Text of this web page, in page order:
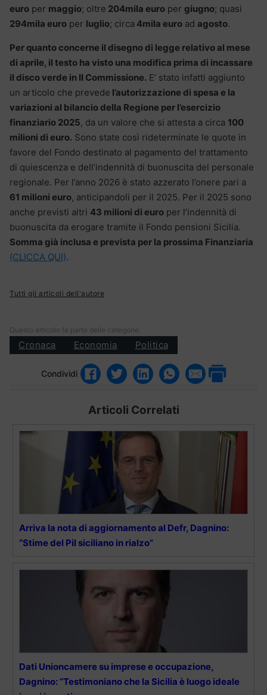
euro per maggio; oltre 204mila euro per giugno; quasi
294mila euro per luglio; circa 4mila euro ad agosto.
Per quanto concerne il disegno di legge relativo al mese
di aprile, il testo ha visto una modifica prima di incassare
il disco verde in II Commissione. E’ stato infatti aggiunto
un articolo che prevede l’autorizzazione di spesa e la
variazioni al bilancio della Regione per l’esercizio
finanziario 2025, da un valore che si attesta a circa 100
milioni di euro. Sono state così rideterminate le quote in
favore del Fondo destinato al pagamento del trattamento
di quiescenza e dell’indennità di buonuscita del personale
regionale. Per l’anno 2026 è stato azzerato l’onere pari a
61 milioni euro, anticipandoli per il 2025. Per il 2025 sono
anche previsti altri 43 milioni di euro per l’indennità di
buonuscita da erogare tramite il Fondo pensioni Sicilia.
Somma già inclusa e prevista per la prossima Finanziaria
(CLICCA QUI).
Tutti gli articoli dell'autore
Questo articolo fa parte delle categorie:
Cronaca Economia Politica
Condividi
Articoli Correlati
Arriva la nota di aggiornamento al Defr, Dagnino:
“Stime del Pil siciliano in rialzo”
Dati Unioncamere su imprese e occupazione,
Dagnino: “Testimoniano che la Sicilia è luogo ideale